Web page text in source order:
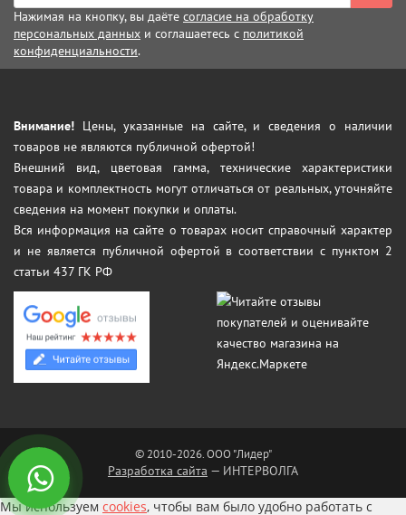
Нажимая на кнопку, вы даёте согласие на обработку
персональных данных и соглашаетесь с политикой
конфиденциальности.
Внимание! Цены, указанные на сайте, и сведения о наличии
товаров не являются публичной офертой!
Внешний вид, цветовая гамма, технические характеристики
товара и комплектность могут отличаться от реальных, уточняйте
сведения на момент покупки и оплаты.
Вся информация на сайте о товарах носит справочный характер
и не является публичной офертой в соответствии с пунктом 2
статьи 437 ГК РФ
© 2010-2026. ООО "Лидер"
Разработка сайта — ИНТЕРВОЛГА
Мы используем cookies, чтобы вам было удобно работать с